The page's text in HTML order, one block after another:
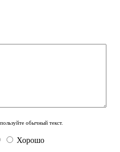
обычный текст.
Хорошо